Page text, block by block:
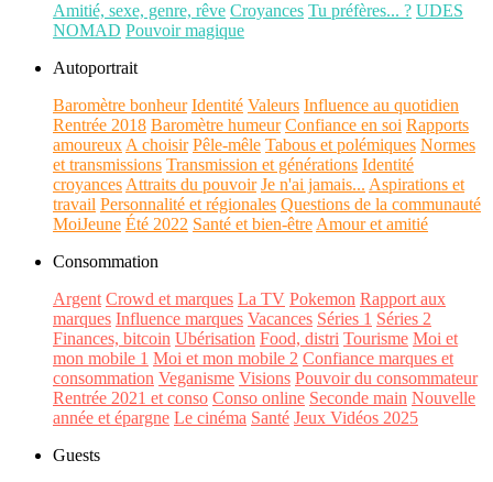
Amitié, sexe, genre, rêve Croyances Tu préfères... ? UDES
NOMAD Pouvoir magique
Autoportrait
Baromètre bonheur Identité Valeurs Influence au quotidien
Rentrée 2018 Baromètre humeur Confiance en soi Rapports
amoureux A choisir Pêle-mêle Tabous et polémiques Normes
et transmissions Transmission et générations Identité
croyances Attraits du pouvoir Je n'ai jamais... Aspirations et
travail Personnalité et régionales Questions de la communauté
MoiJeune Été 2022 Santé et bien-être Amour et amitié
Consommation
Argent Crowd et marques La TV Pokemon Rapport aux
marques Influence marques Vacances Séries 1 Séries 2
Finances, bitcoin Ubérisation Food, distri Tourisme Moi et
mon mobile 1 Moi et mon mobile 2 Confiance marques et
consommation Veganisme Visions Pouvoir du consommateur
Rentrée 2021 et conso Conso online Seconde main Nouvelle
année et épargne Le cinéma Santé Jeux Vidéos 2025
Guests